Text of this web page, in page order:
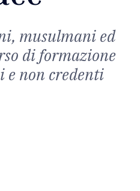
musulmani ed
di formazione
e non credenti